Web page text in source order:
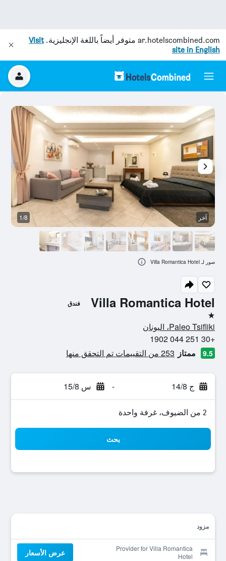
ar.hotelscombined.com متوفر أيضاً باللغة الإنجليزية.Visit
site in English
Villa Romantica Hotel فندق
نجمة واحدة
Paleo Tsifliki، اليونان
+30 251 044 1902
9.5 ممتاز 253 من التقييمات تم التحقق منها
ج 14/8 - س 15/8
2 من الضيوف، غرفة واحدة
بحث
مزود
Provider for Villa Romantica
Hotel
عرض الأسعار
آخر 1/8
صور لـ Villa Romantica Hotel